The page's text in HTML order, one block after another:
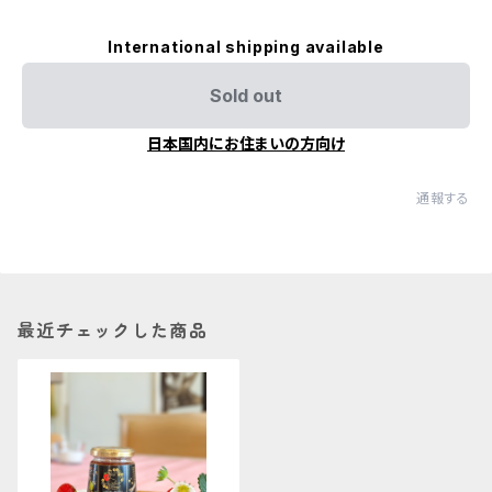
International shipping available
Sold out
日本国内にお住まいの方向け
通報する
最近チェックした商品